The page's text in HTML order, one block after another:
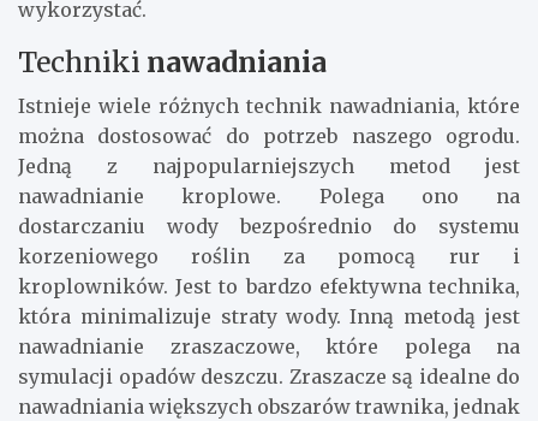
wykorzystać.
Techniki nawadniania
Istnieje wiele różnych technik nawadniania, które
można dostosować do potrzeb naszego ogrodu.
Jedną z najpopularniejszych metod jest
nawadnianie kroplowe. Polega ono na
dostarczaniu wody bezpośrednio do systemu
korzeniowego roślin za pomocą rur i
kroplowników. Jest to bardzo efektywna technika,
która minimalizuje straty wody. Inną metodą jest
nawadnianie zraszaczowe, które polega na
symulacji opadów deszczu. Zraszacze są idealne do
nawadniania większych obszarów trawnika, jednak